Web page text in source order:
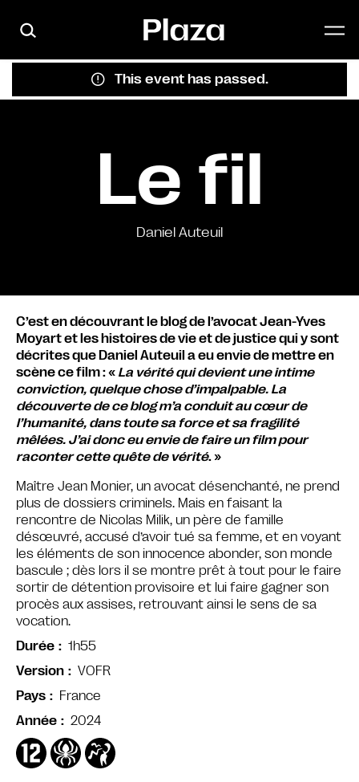
This event has passed.
Le fil
Daniel Auteuil
C’est en découvrant le blog de l’avocat Jean-Yves
Moyart et les histoires de vie et de justice qui y sont
décrites que Daniel Auteuil a eu envie de mettre en
scène ce film : « La vérité qui devient une intime
conviction, quelque chose d’impalpable. La
découverte de ce blog m’a conduit au cœur de
l’humanité, dans toute sa force et sa fragilité
mêlées. J’ai donc eu envie de faire un film pour
raconter cette quête de vérité. »
Maître Jean Monier, un avocat désenchanté, ne prend
plus de dossiers criminels. Mais en faisant la
rencontre de Nicolas Milik, un père de famille
désœuvré, accusé d’avoir tué sa femme, et en voyant
les éléments de son innocence abonder, son monde
bascule ; dès lors il se montre prêt à tout pour le faire
sortir de détention provisoire et lui faire gagner son
procès aux assises, retrouvant ainsi le sens de sa
vocation.
Durée
1h55
Version
VOFR
Pays
France
Année
2024